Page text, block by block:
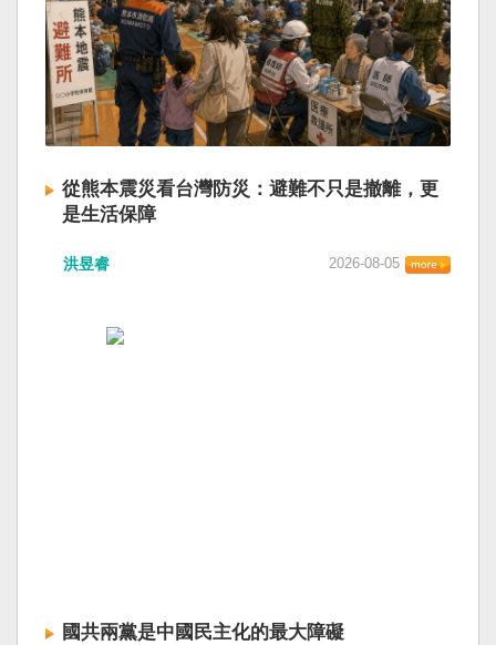
從熊本震災看台灣防災：避難不只是撤離，更
是生活保障
洪昱睿 2026-08-05
國共兩黨是中國民主化的最大障礙